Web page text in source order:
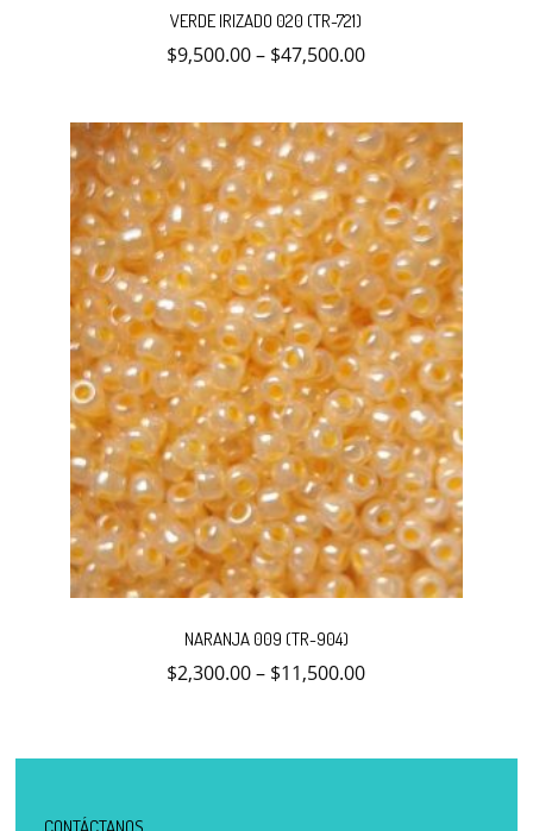
tiene
múltiples
variantes.
se
pueden
elegir
en
la
página
de
producto
VERDE IRIZADO 020 (TR-721)
$9,500.00– $47,500.00
tiene
múltiples
variantes.
pueden
NARANJA 009 (TR-904)
$2,300.00– $11,500.00